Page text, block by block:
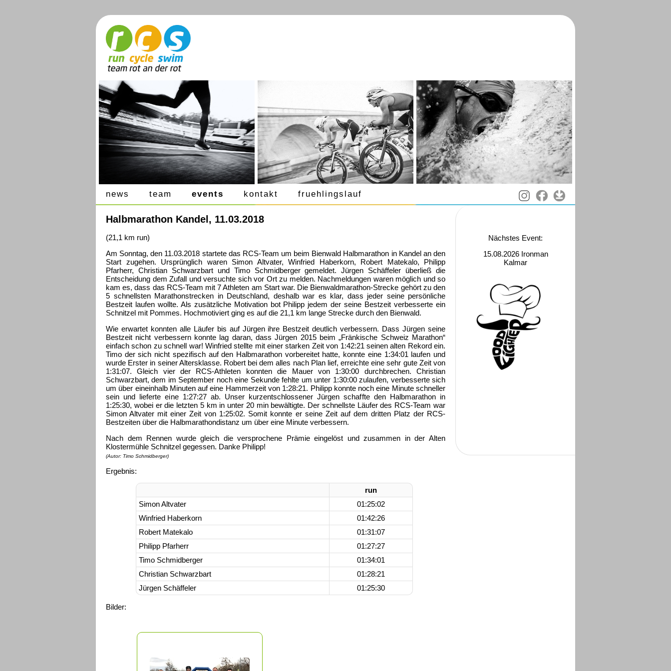
news team events kontakt fruehlingslauf
Halbmarathon Kandel, 11.03.2018
(21,1 km run)
Am Sonntag, den 11.03.2018 startete das RCS-Team um beim Bienwald Halbmarathon in Kandel an den
Start zugehen. Ursprünglich waren Simon Altvater, Winfried Haberkorn, Robert Matekalo, Philipp
Pfarherr, Christian Schwarzbart und Timo Schmidberger gemeldet. Jürgen Schäffeler überließ die
Entscheidung dem Zufall und versuchte sich vor Ort zu melden. Nachmeldungen waren möglich und so
kam es, dass das RCS-Team mit 7 Athleten am Start war. Die Bienwaldmarathon-Strecke gehört zu den
5 schnellsten Marathonstrecken in Deutschland, deshalb war es klar, dass jeder seine persönliche
Bestzeit laufen wollte. Als zusätzliche Motivation bot Philipp jedem der seine Bestzeit verbesserte ein
Schnitzel mit Pommes. Hochmotiviert ging es auf die 21,1 km lange Strecke durch den Bienwald.
Wie erwartet konnten alle Läufer bis auf Jürgen ihre Bestzeit deutlich verbessern. Dass Jürgen seine
Bestzeit nicht verbessern konnte lag daran, dass Jürgen 2015 beim „Fränkische Schweiz Marathon“
einfach schon zu schnell war! Winfried stellte mit einer starken Zeit von 1:42:21 seinen alten Rekord ein.
Timo der sich nicht spezifisch auf den Halbmarathon vorbereitet hatte, konnte eine 1:34:01 laufen und
wurde Erster in seiner Altersklasse. Robert bei dem alles nach Plan lief, erreichte eine sehr gute Zeit von
1:31:07. Gleich vier der RCS-Athleten konnten die Mauer von 1:30:00 durchbrechen. Christian
Schwarzbart, dem im September noch eine Sekunde fehlte um unter 1:30:00 zulaufen, verbesserte sich
um über eineinhalb Minuten auf eine Hammerzeit von 1:28:21. Philipp konnte noch eine Minute schneller
sein und lieferte eine 1:27:27 ab. Unser kurzentschlossener Jürgen schaffte den Halbmarathon in
1:25:30, wobei er die letzten 5 km in unter 20 min bewältigte. Der schnellste Läufer des RCS-Team war
Simon Altvater mit einer Zeit von 1:25:02. Somit konnte er seine Zeit auf dem dritten Platz der RCS-
Bestzeiten über die Halbmarathondistanz um über eine Minute verbessern.
Nach dem Rennen wurde gleich die versprochene Prämie eingelöst und zusammen in der Alten
Klostermühle Schnitzel gegessen. Danke Philipp!
(Autor: Timo Schmidberger)
Ergebnis:
run
Simon Altvater
01:25:02
Winfried Haberkorn
01:42:26
Robert Matekalo
01:31:07
Philipp Pfarherr
01:27:27
Timo Schmidberger
01:34:01
Christian Schwarzbart
01:28:21
Jürgen Schäffeler
01:25:30
Bilder:
Nächstes Event:
15.08.2026 Ironman
Kalmar